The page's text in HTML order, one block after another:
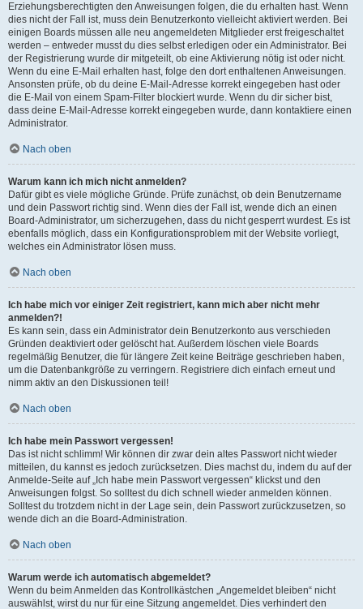
Erziehungsberechtigten den Anweisungen folgen, die du erhalten hast. Wenn
dies nicht der Fall ist, muss dein Benutzerkonto vielleicht aktiviert werden. Bei
einigen Boards müssen alle neu angemeldeten Mitglieder erst freigeschaltet
werden – entweder musst du dies selbst erledigen oder ein Administrator. Bei
der Registrierung wurde dir mitgeteilt, ob eine Aktivierung nötig ist oder nicht.
Wenn du eine E-Mail erhalten hast, folge den dort enthaltenen Anweisungen.
Ansonsten prüfe, ob du deine E-Mail-Adresse korrekt eingegeben hast oder
die E-Mail von einem Spam-Filter blockiert wurde. Wenn du dir sicher bist,
dass deine E-Mail-Adresse korrekt eingegeben wurde, dann kontaktiere einen
Administrator.
Nach oben
Warum kann ich mich nicht anmelden?
Dafür gibt es viele mögliche Gründe. Prüfe zunächst, ob dein Benutzername
und dein Passwort richtig sind. Wenn dies der Fall ist, wende dich an einen
Board-Administrator, um sicherzugehen, dass du nicht gesperrt wurdest. Es ist
ebenfalls möglich, dass ein Konfigurationsproblem mit der Website vorliegt,
welches ein Administrator lösen muss.
Nach oben
Ich habe mich vor einiger Zeit registriert, kann mich aber nicht mehr
anmelden?!
Es kann sein, dass ein Administrator dein Benutzerkonto aus verschieden
Gründen deaktiviert oder gelöscht hat. Außerdem löschen viele Boards
regelmäßig Benutzer, die für längere Zeit keine Beiträge geschrieben haben,
um die Datenbankgröße zu verringern. Registriere dich einfach erneut und
nimm aktiv an den Diskussionen teil!
Nach oben
Ich habe mein Passwort vergessen!
Das ist nicht schlimm! Wir können dir zwar dein altes Passwort nicht wieder
mitteilen, du kannst es jedoch zurücksetzen. Dies machst du, indem du auf der
Anmelde-Seite auf „Ich habe mein Passwort vergessen“ klickst und den
Anweisungen folgst. So solltest du dich schnell wieder anmelden können.
Solltest du trotzdem nicht in der Lage sein, dein Passwort zurückzusetzen, so
wende dich an die Board-Administration.
Nach oben
Warum werde ich automatisch abgemeldet?
Wenn du beim Anmelden das Kontrollkästchen „Angemeldet bleiben“ nicht
auswählst, wirst du nur für eine Sitzung angemeldet. Dies verhindert den